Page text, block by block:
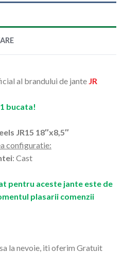
al brandului de jante JR
bucata!
JR15 18″x8,5″
configuratie:
: Cast
pentru aceste jante este de
plasarii comenzii
la nevoie, iti oferim Gratuit